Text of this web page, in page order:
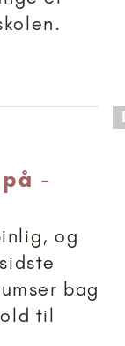
-
og
bag
til